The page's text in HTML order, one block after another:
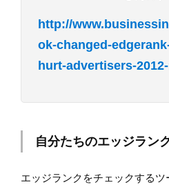
http://
ok-changed-
hurt-advertisers-
自分たちのエッジラン
エッジランクをチェックするツ